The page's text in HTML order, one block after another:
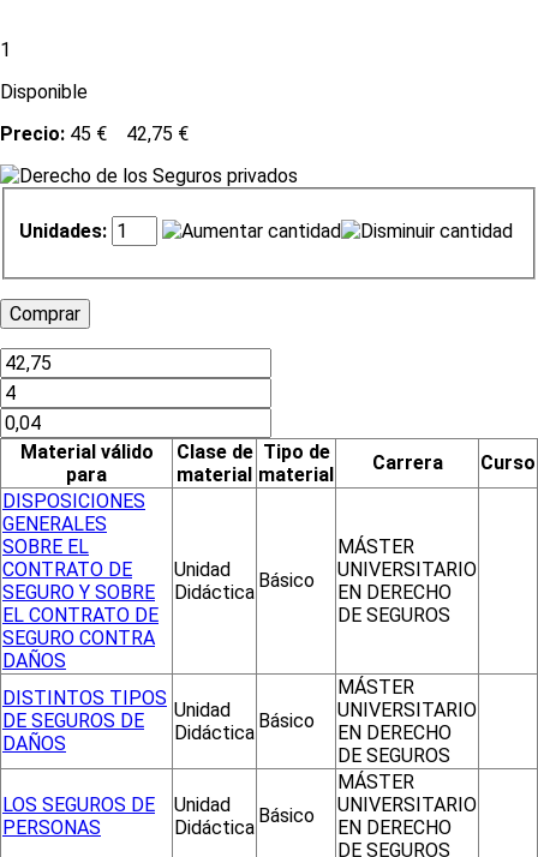
1
Disponible
Precio: 45 € 42,75 €
Unidades:
Material válido
para
Clase de
material
Tipo de
material
Carrera
Curso
DISPOSICIONES
GENERALES
SOBRE EL
CONTRATO DE
SEGURO Y SOBRE
EL CONTRATO DE
SEGURO CONTRA
DAÑOS
Unidad
Didáctica
Básico
MÁSTER
UNIVERSITARIO
EN DERECHO
DE SEGUROS
DISTINTOS TIPOS
DE SEGUROS DE
DAÑOS
Unidad
Didáctica
Básico
MÁSTER
UNIVERSITARIO
EN DERECHO
DE SEGUROS
LOS SEGUROS DE
PERSONAS
Unidad
Didáctica
Básico
MÁSTER
UNIVERSITARIO
EN DERECHO
DE SEGUROS